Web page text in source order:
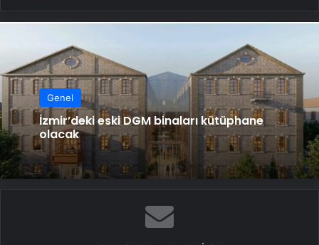
Genel
İzmir’deki eski DGM binaları kütüphane
olacak